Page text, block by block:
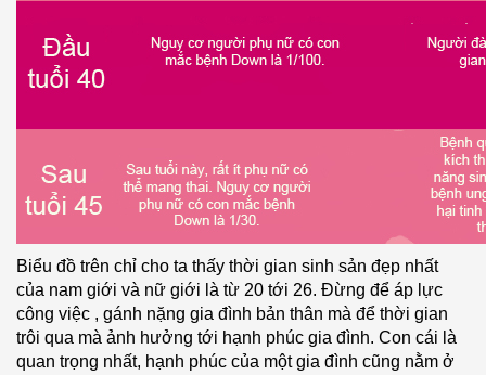
Biểu đồ trên chỉ cho ta thấy thời gian sinh sản đẹp nhất
của nam giới và nữ giới là từ 20 tới 26. Đừng để áp lực
công việc , gánh nặng gia đình bản thân mà để thời gian
trôi qua mà ảnh hưởng tới hạnh phúc gia đình. Con cái là
quan trọng nhất, hạnh phúc của một gia đình cũng nằm ở